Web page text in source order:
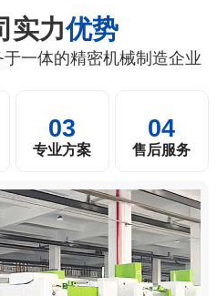
实力优势
一体的精密机械制造企业
03
专业方案
04
售后服务